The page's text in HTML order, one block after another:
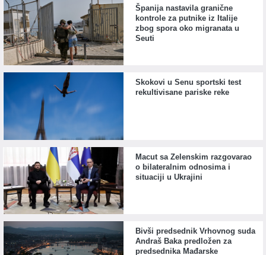
Španija nastavila granične
kontrole za putnike iz Italije
zbog spora oko migranata u
Seuti
Skokovi u Senu sportski test
rekultivisane pariske reke
Macut sa Zelenskim razgovarao
o bilateralnim odnosima i
situaciji u Ukrajini
Bivši predsednik Vrhovnog suda
Andraš Baka predložen za
predsednika Mađarske